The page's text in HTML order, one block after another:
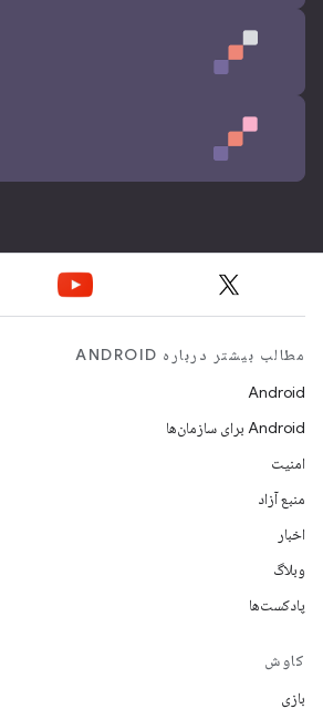
مطالب بیشتر درباره ANDROID
Android
Android برای سازمان‌ها
امنیت
منبع آزاد
اخبار
وبلاگ
پادکست‌ها
کاوش
بازی